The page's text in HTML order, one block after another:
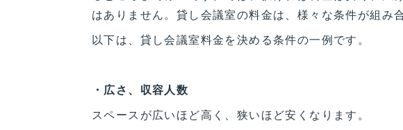
はありません。貸し会議室の料金は、様々な条件が組み
以下は、貸し会議室料金を決める条件の一例です。
・広さ、収容人数
スペースが広いほど高く、狭いほど安くなります。